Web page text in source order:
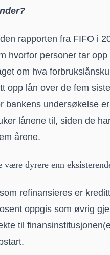
rapporten fra FIFO i
hvorfor personer tar
om hva
opp lån over de fem
bankens undersøkelse
lånene til, siden de
årene.
dyrere enn
refinansieres er
oppgis som øvrig
til